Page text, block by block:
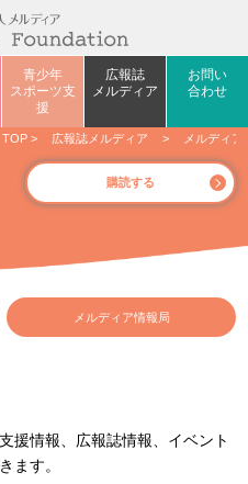
青少年
スポーツ支
援
広報誌
メルディア
お問い
合わせ
TOP > 広報誌メルディア > メルディア
購読する
メルディア情報局
援情報、広報誌情報、イベント
ます。